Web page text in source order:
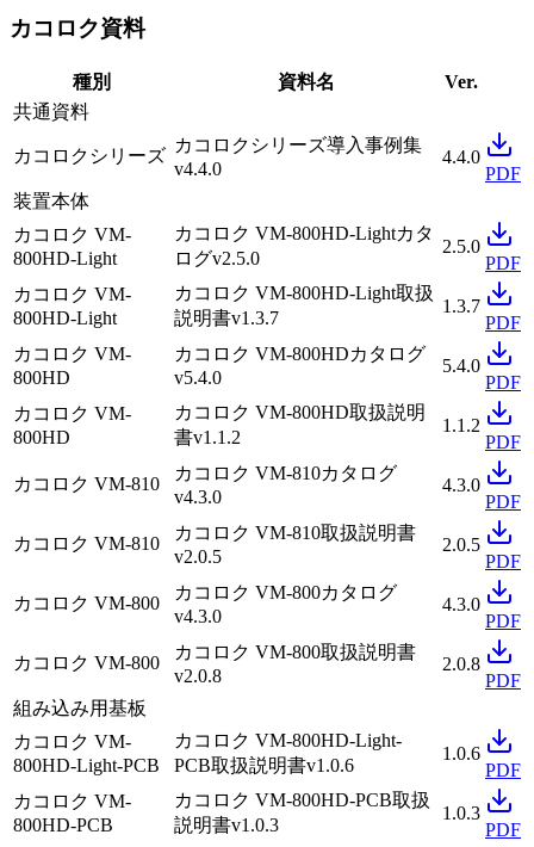
カコロク資料
種別 資料名
Ver.
共通資料
カコロクシリーズ
カコロクシリーズ導入事例集
v4.4.0
4.4.0
PDF
装置本体
カコロク VM-
800HD-Light
カコロク VM-800HD-Lightカタ
ログv2.5.0
2.5.0
PDF
カコロク VM-
800HD-Light
カコロク VM-800HD-Light取扱
説明書v1.3.7
1.3.7
PDF
カコロク VM-
800HD
カコロク VM-800HDカタログ
v5.4.0
5.4.0
PDF
カコロク VM-
800HD
カコロク VM-800HD取扱説明
書v1.1.2
1.1.2
PDF
カコロク VM-810
カコロク VM-810カタログ
v4.3.0
4.3.0
PDF
カコロク VM-810
カコロク VM-810取扱説明書
v2.0.5
2.0.5
PDF
カコロク VM-800
カコロク VM-800カタログ
v4.3.0
4.3.0
PDF
カコロク VM-800
カコロク VM-800取扱説明書
v2.0.8
2.0.8
PDF
組み込み用基板
カコロク VM-
800HD-Light-PCB
カコロク VM-800HD-Light-
PCB取扱説明書v1.0.6
1.0.6
PDF
カコロク VM-
800HD-PCB
カコロク VM-800HD-PCB取扱
説明書v1.0.3
1.0.3
PDF